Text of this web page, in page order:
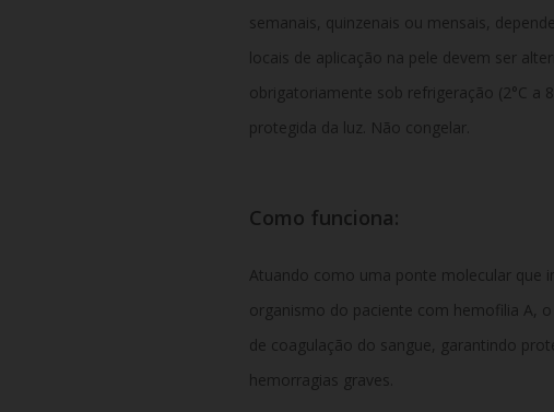
semanais, quinzenais ou mensais,
locais de aplicação na pele devem ser
obrigatoriamente sob refrigeração (2°C a
protegida da luz. Não congelar.
Como funciona:
Atuando como uma ponte molecular que
organismo do paciente com hemofilia A,
de coagulação do sangue, garantindo
hemorragias graves.